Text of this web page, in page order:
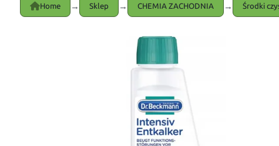
Home → Sklep → CHEMIA ZACHODNIA → Środki